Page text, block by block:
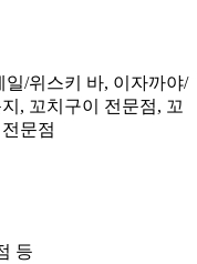
/위스키 바, 이자까야/
, 꼬치구이 전문점, 꼬
문점
등